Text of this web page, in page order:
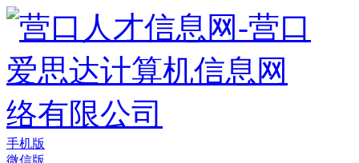
手机版
微信版